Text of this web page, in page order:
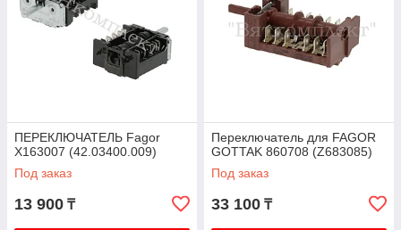
ПЕРЕКЛЮЧАТЕЛЬ Fagor
X163007 (42.03400.009)
Под заказ
13 900 ₸
Переключатель для FAGOR
GOTTAK 860708 (Z683085)
Под заказ
33 100 ₸